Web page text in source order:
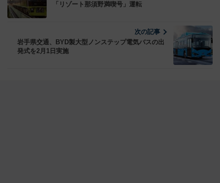
「リゾート那須野満喫号」運転
次の記事
岩手県交通、BYD製大型ノンステップ電気バスの出
発式を2月1日実施